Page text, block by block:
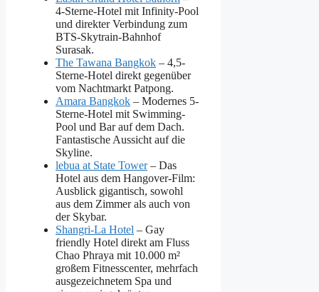
4-Sterne-Hotel mit Infinity-Pool
und direkter Verbindung zum
BTS-Skytrain-Bahnhof
Surasak.
The Tawana Bangkok – 4,5-
Sterne-Hotel direkt gegenüber
vom Nachtmarkt Patpong.
Amara Bangkok – Modernes 5-
Sterne-Hotel mit Swimming-
Pool und Bar auf dem Dach.
Fantastische Aussicht auf die
Skyline.
lebua at State Tower– Das
Hotel aus dem Hangover-Film:
Ausblick gigantisch, sowohl
aus dem Zimmer als auch von
der Skybar.
Shangri-La Hotel – Gay
friendly Hotel direkt am Fluss
Chao Phraya mit 10.000 m²
großem Fitnesscenter, mehrfach
ausgezeichnetem Spa und